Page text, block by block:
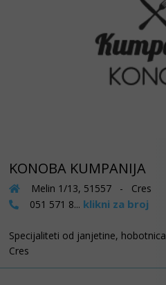
KONOBA KUMPANIJA
Melin 1/13, 51557 - Cres
051 571 8... klikni za broj
Specijaliteti od janjetine,
Cres